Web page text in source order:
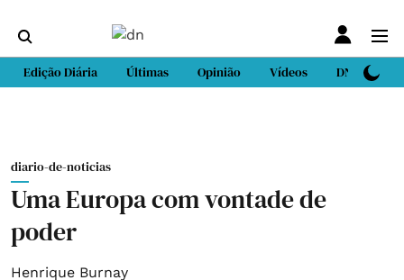
Edição Diária Últimas Opinião Vídeos DN Sport
diario-de-noticias
Uma Europa com vontade de
poder
Henrique Burnay